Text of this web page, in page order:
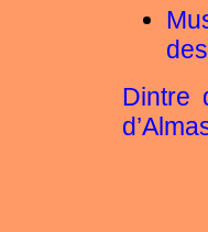
Dintre